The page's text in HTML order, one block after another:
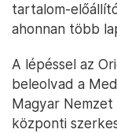
tartalom-
ahonnan több
A lépéssel az
beleolvad a
Magyar
központi